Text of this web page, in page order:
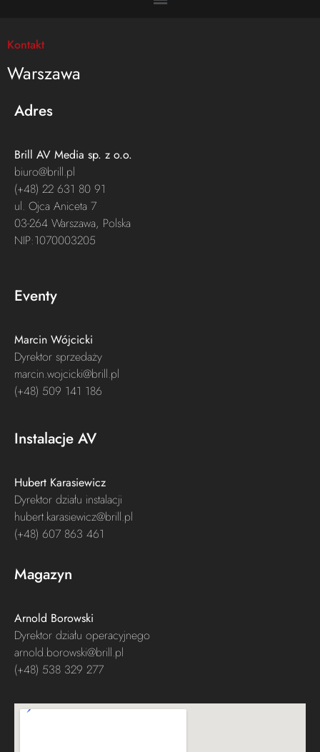
Kontakt
Warszawa
Adres
Brill AV Media sp. z o.o.​
biuro@brill.pl
(+48) 22 631 80 91
ul. Ojca Aniceta 7
03-264 Warszawa, Polska
NIP:1070003205
Eventy
Marcin Wójcicki
Dyrektor sprzedaży
marcin.wojcicki@brill.pl
(+48) 509 141 186
Instalacje AV
Hubert Karasiewicz
Dyrektor działu instalacji
hubert.karasiewicz@brill.pl
(+48) 607 863 461
Magazyn
Arnold Borowski
Dyrektor działu operacyjnego
arnold.borowski@brill.pl
(+48) 538 329 277